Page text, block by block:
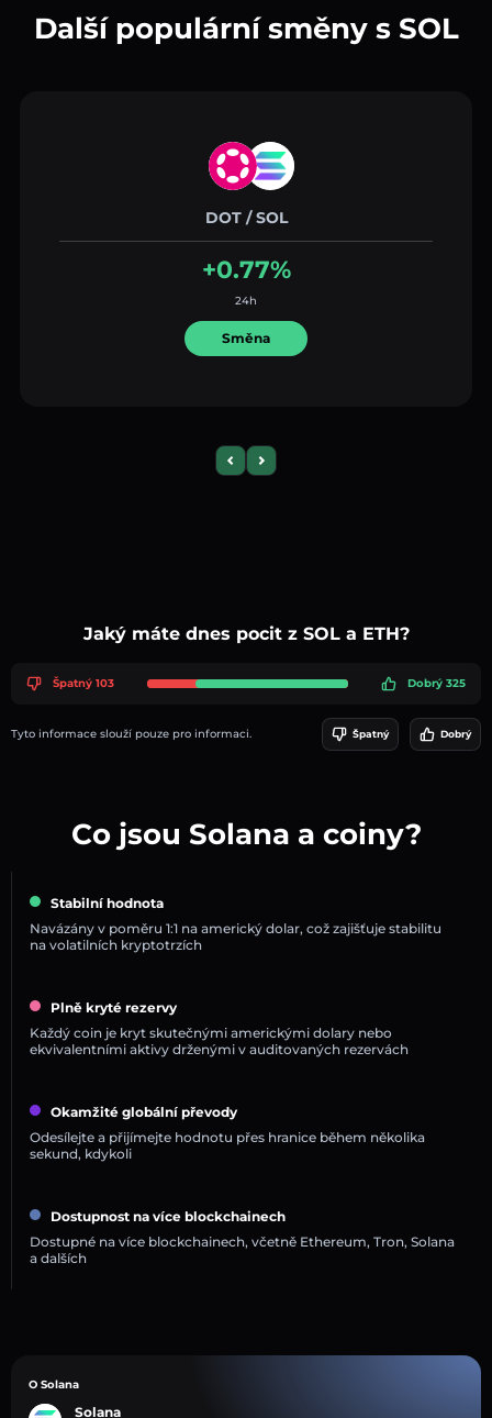
Další populární směny s SOL
DOT / SOL
+0.77%
24h
Směna
Previous slide
Next slide
Jaký máte dnes pocit z SOL a ETH?
Špatný 103 Dobrý 325
Tyto informace slouží pouze pro informaci. Špatný Dobrý
Co jsou Solana a coiny?
Stabilní hodnota
Navázány v poměru 1:1 na americký dolar, což zajišťuje stabilitu
na volatilních kryptotrzích
Plně kryté rezervy
Každý coin je kryt skutečnými americkými dolary nebo
ekvivalentními aktivy drženými v auditovaných rezervách
Okamžité globální převody
Odesílejte a přijímejte hodnotu přes hranice během několika
sekund, kdykoli
Dostupnost na více blockchainech
Dostupné na více blockchainech, včetně Ethereum, Tron, Solana
a dalších
O Solana
Solana